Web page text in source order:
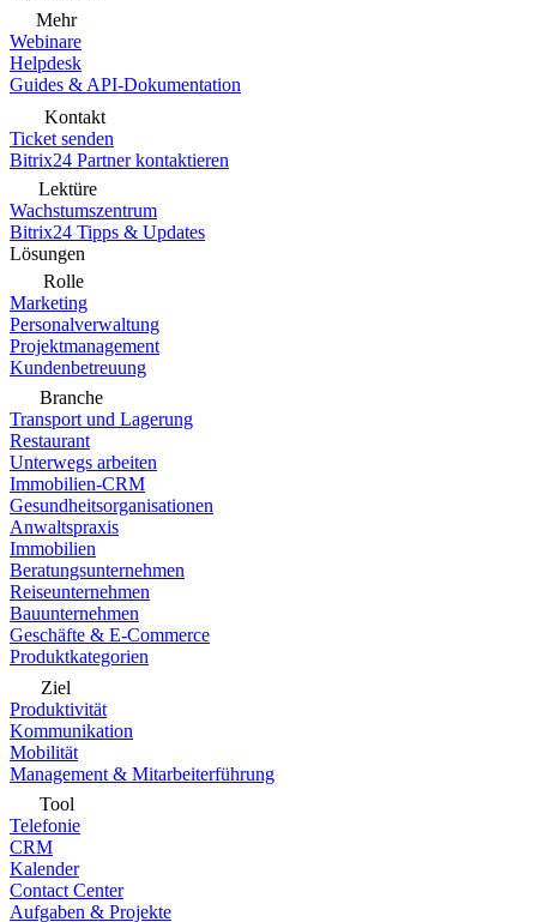
Mehr
Webinare
Helpdesk
Guides & API-Dokumentation
Kontakt
Ticket senden
Bitrix24 Partner kontaktieren
Lektüre
Wachstumszentrum
Bitrix24 Tipps & Updates
Lösungen
Rolle
Marketing
Personalverwaltung
Projektmanagement
Kundenbetreuung
Branche
Transport und Lagerung
Restaurant
Unterwegs arbeiten
Immobilien-CRM
Gesundheitsorganisationen
Anwaltspraxis
Immobilien
Beratungsunternehmen
Reiseunternehmen
Bauunternehmen
Geschäfte & E-Commerce
Produktkategorien
Ziel
Produktivität
Kommunikation
Mobilität
Management & Mitarbeiterführung
Tool
Telefonie
CRM
Kalender
Contact Center
Aufgaben & Projekte